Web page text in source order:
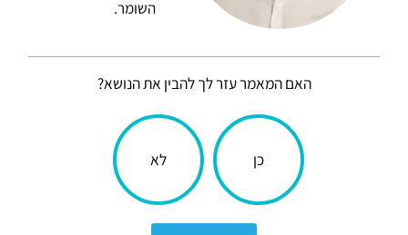
השומר.
האם המאמר עזר לך להבין את הנושא?
הכתבה
עניינה
אותך?
כן לא